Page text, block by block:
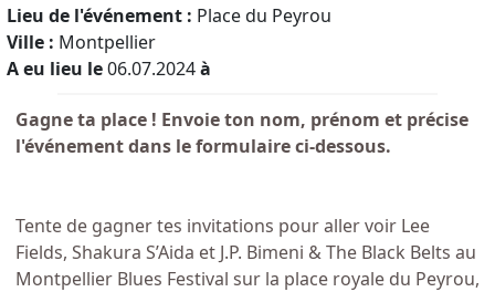
Lieu de l'événement : Place du Peyrou
Ville : Montpellier
A eu lieu le06.07.2024à
Gagne ta place ! Envoie ton nom, prénom et précise
l'événement dans le formulaire ci-dessous.
Tente de gagner tes invitations pour aller voir Lee
Fields, Shakura S’Aida et J.P. Bimeni & The Black Belts au
Montpellier Blues Festival sur la place royale du Peyrou,